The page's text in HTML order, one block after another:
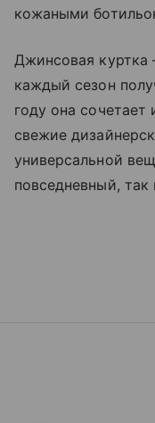
кожаными
Джинсовая куртка
каждый сезон
году она сочетает
свежие
универсальной
повседневный, так